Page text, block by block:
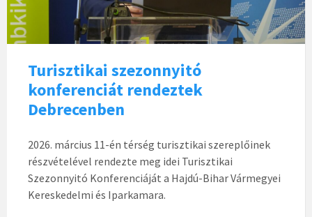
Turisztikai szezonnyitó
konferenciát rendeztek
Debrecenben
2026. március 11-én térség turisztikai szereplőinek
részvételével rendezte meg idei Turisztikai
Szezonnyitó Konferenciáját a Hajdú-Bihar Vármegyei
Kereskedelmi és Iparkamara.